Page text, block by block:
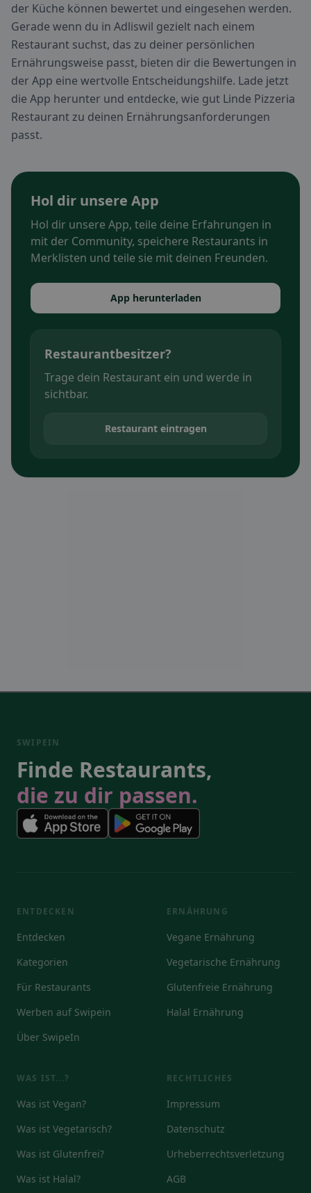
der Küche können bewertet und eingesehen werden.
Gerade wenn du in Adliswil gezielt nach einem
Restaurant suchst, das zu deiner persönlichen
Ernährungsweise passt, bieten dir die Bewertungen in
der App eine wertvolle Entscheidungshilfe. Lade jetzt
die App herunter und entdecke, wie gut Linde Pizzeria
Restaurant zu deinen Ernährungsanforderungen
passt.
Hol dir unsere App
Hol dir unsere App, teile deine Erfahrungen in
mit der Community, speichere Restaurants in
Merklisten und teile sie mit deinen Freunden.
App herunterladen
Restaurantbesitzer?
Trage dein Restaurant ein und werde in
sichtbar.
Restaurant eintragen
SWIPEIN
Finde Restaurants,
die zu dir passen.
ENTDECKEN
Entdecken
Kategorien
Für Restaurants
Werben auf Swipein
Über SwipeIn
ERNÄHRUNG
Vegane Ernährung
Vegetarische Ernährung
Glutenfreie Ernährung
Halal Ernährung
WAS IST...?
Was ist Vegan?
Was ist Vegetarisch?
Was ist Glutenfrei?
Was ist Halal?
RECHTLICHES
Impressum
Datenschutz
Urheberrechtsverletzung
AGB